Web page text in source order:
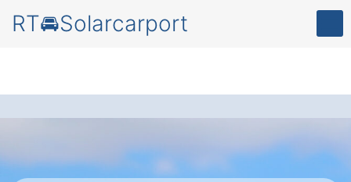
RT🚘Solarcarport